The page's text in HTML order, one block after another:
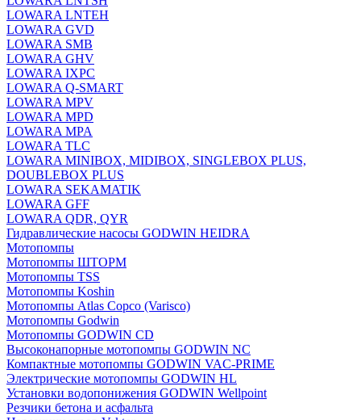
LOWARA LNTEH
LOWARA GVD
LOWARA SMB
LOWARA GHV
LOWARA IXPС
LOWARA Q-SMART
LOWARA MPV
LOWARA MPD
LOWARA MPA
LOWARA TLC
LOWARA MINIBOX, MIDIBOX, SINGLEBOX PLUS,
DOUBLEBOX PLUS
LOWARA SEKAMATIK
LOWARA GFF
LOWARA QDR, QYR
Гидравлические насосы GODWIN HEIDRA
Мотопомпы
Мотопомпы ШТОРМ
Мотопомпы TSS
Мотопомпы Koshin
Мотопомпы Atlas Copco (Varisco)
Мотопомпы Godwin
Мотопомпы GODWIN CD
Высоконапорные мотопомпы GODWIN NC
Компактные мотопомпы GODWIN VAC-PRIME
Электрические мотопомпы GODWIN HL
Установки водопонижения GODWIN Wellpoint
Резчики бетона и асфальта